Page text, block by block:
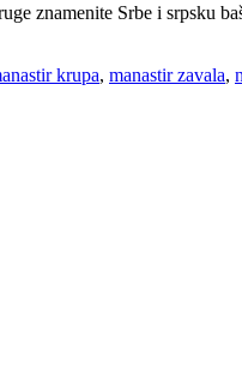
znamenite Srbe i srpsku
krupa, manastir zavala,